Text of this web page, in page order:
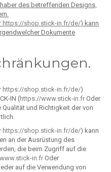
des betreffenden Designs,
https://shop.stick-in.fr/de/) kann
Dokumente
https://shop.stick-in.fr/de/)
IN (https://www.stick-in.fr Oder
Qualität und Richtigkeit der von
https://shop.stick-in.fr/de/) kann
an der Ausrüstung des
die beim Zugriff auf die
in.frOder
auf die Verwendung von